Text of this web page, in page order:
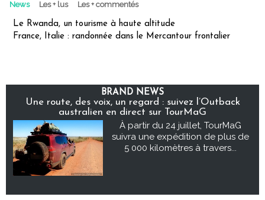
News Les + lus Les + commentés
Le Rwanda, un tourisme à haute altitude
France, Italie : randonnée dans le Mercantour frontalier
BRAND NEWS
Une route, des voix, un regard : suivez l’Outback
australien en direct sur TourMaG
À partir du 24 juillet, TourMaG
suivra une expédition de plus de
5 000 kilomètres à travers...